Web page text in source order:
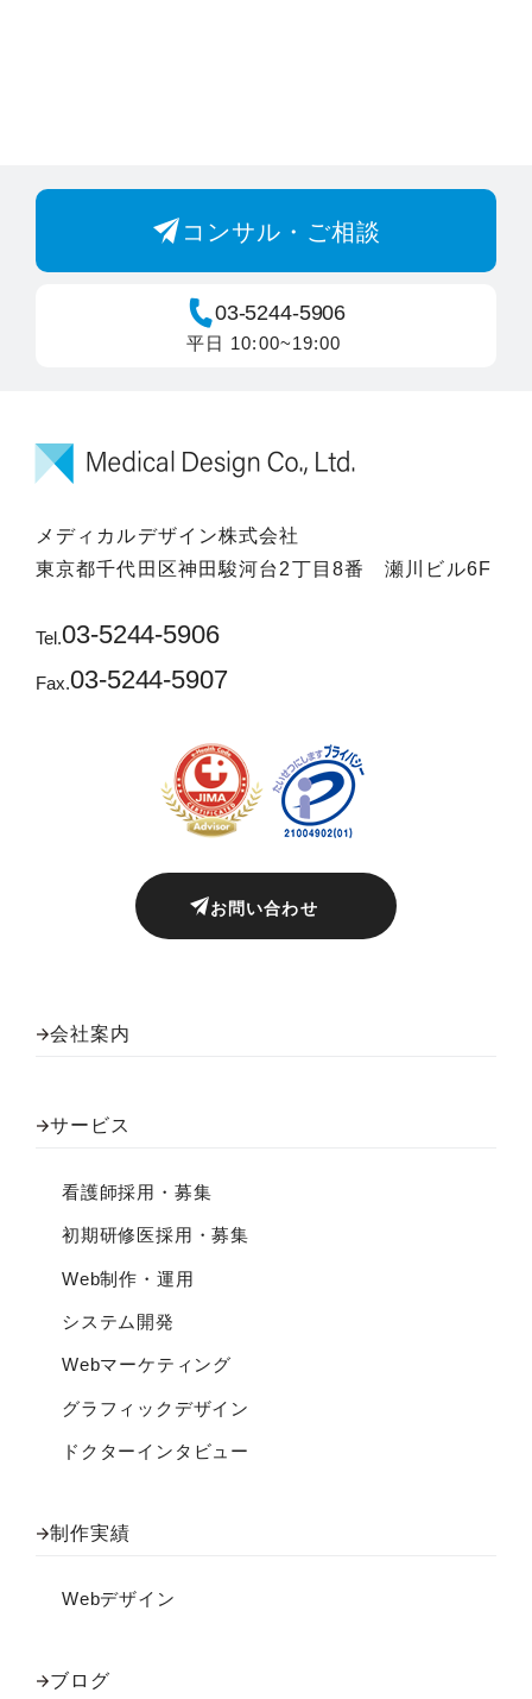
コンサル・ご相談
03-5244-5906
平日 10:00~19:00
メディカルデザイン株式会社
東京都千代田区神田駿河台2丁目8番 瀬川ビル6F
Tel.03-5244-5906
Fax.03-5244-5907
お問い合わせ
会社案内
サービス
看護師採用・募集
初期研修医採用・募集
Web制作・運用
システム開発
Webマーケティング
グラフィックデザイン
ドクターインタビュー
制作実績
Webデザイン
ブログ